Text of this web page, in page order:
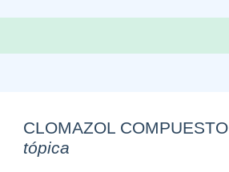
CLOMAZOL COMPUESTO
tópica